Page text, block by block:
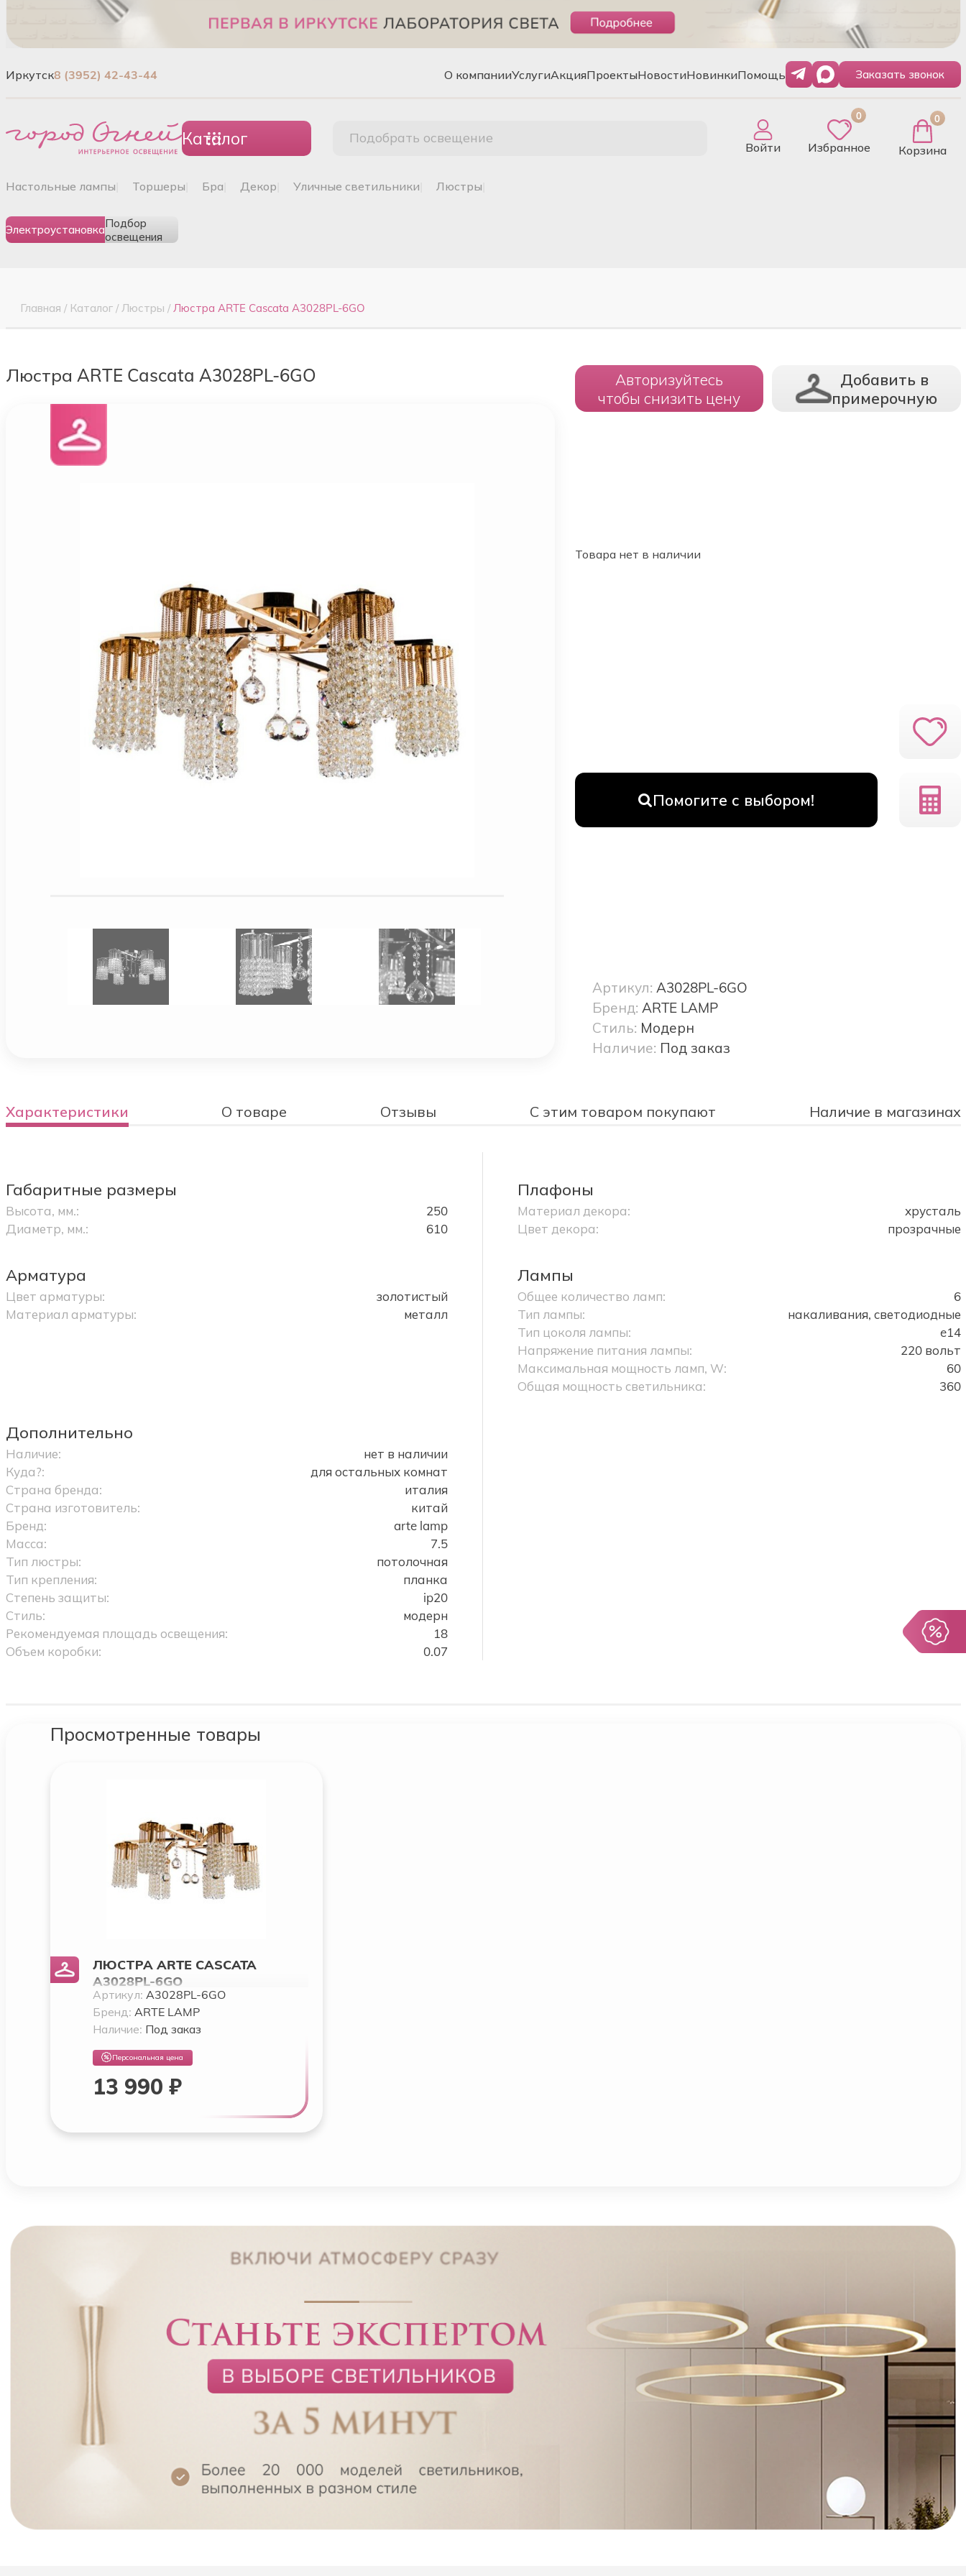
Иркутск8 (3952) 42-43-44 О компанииУслугиАкцияПроектыНовостиНовинкиПомощь Заказать звонок
Каталог Подобрать освещение
Войти
0
Избранное
0
Корзина
настольные лампы торшеры бра декор уличные светильники люстры
ЭлектроустановкаПодбор
освещения
Главная / Каталог / Люстры / Люстра ARTE Cascata A3028PL-6GO
Люстра ARTE Cascata A3028PL-6GO
Авторизуйтесь
чтобы снизить цену
Добавить в
примерочную
Товара нет в наличии
Помогите с выбором!
Артикул: A3028PL-6GO
Бренд: ARTE LAMP
Стиль: Модерн
Наличие: Под заказ
Характеристики О товаре Отзывы С этим товаром покупают Наличие в магазинах
Габаритные размеры
Высота, мм.:
250
Диаметр, мм.:
610
Плафоны
Материал декора:
хрусталь
Цвет декора:
прозрачные
Арматура
Цвет арматуры:
золотистый
Материал арматуры:
металл
Лампы
Общее количество ламп:
6
Тип лампы:
накаливания, светодиодные
Тип цоколя лампы:
e14
Напряжение питания лампы:
220 вольт
Максимальная мощность ламп, W:
60
Общая мощность светильника:
360
Дополнительно
Наличие:
нет в наличии
Куда?:
для остальных комнат
Страна бренда:
италия
Страна изготовитель:
китай
Бренд:
arte lamp
Масса:
7.5
Тип люстры:
потолочная
Тип крепления:
планка
Степень защиты:
ip20
Стиль:
модерн
Рекомендуемая площадь освещения:
18
Объем коробки:
0.07
Просмотренные товары
ЛЮСТРА ARTE CASCATA
A3028PL-6GO
Артикул: A3028PL-6GO
Бренд: ARTE LAMP
Наличие: Под заказ
Персональная цена
13 990 ₽